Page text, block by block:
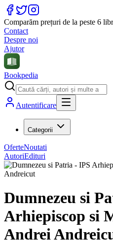
Comparăm prețuri de la peste 6
Contact
Despre noi
Ajutor
Bookpedia
Autentificare
Categorii
OferteNoutati
AutoriEdituri
Dumnezeu si
Arhiepiscop si
Andrei